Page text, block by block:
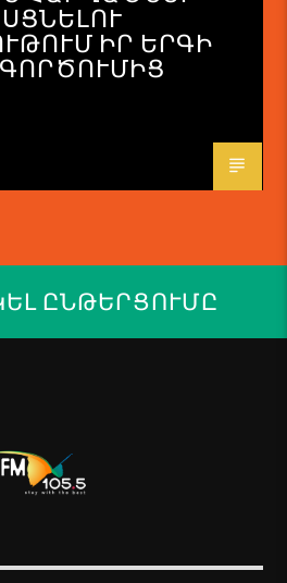
ԻՐ ԵՐԳԻ
ԸՆԹԵՐՑՈՒՄԸ